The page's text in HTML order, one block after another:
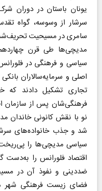
یونان باستان در دوران
سرشار از وسوسه، گواه
سامری در مسیحیت
مدیچی‌ها طی قرن
سیاسی و فرهنگی در
اصلی و سرمایه‌سالاران
تجاری تشکیل دادند که
فرهنگی‌شان پس از سازمان
نو با نقش کانونی خاندان
شد و جذب خانواده‌های
سیاسی مدیچی‌ها را
اقتصاد فلورانس را به‌دست
ضد‌دینی و نفوذ آن در
فضای زیست فرهنگی شهر